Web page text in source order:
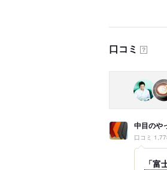
口コミ ？
中目のや
口コミ
「